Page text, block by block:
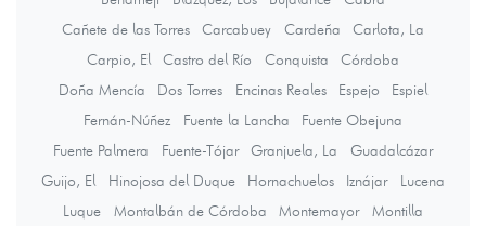
Cañete de las Torres
Carcabuey Cardeña
Carlota, La
Carpio, El
Castro del Río Conquista
Córdoba
Doña Mencía
Dos Torres Encinas Reales Espejo
Espiel
Fernán-Núñez
Fuente la Lancha
Fuente Obejuna
Fuente Palmera
Fuente-Tójar Granjuela, La
Guadalcázar
Guijo, El
Hinojosa del Duque Hornachuelos Iznájar
Lucena
Luque
Montalbán de Córdoba Montemayor
Montilla